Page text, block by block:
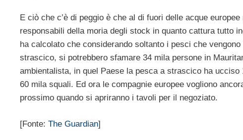
E ciò che c’è di peggio è che al di fuori delle acque
responsabili della moria degli stock in quanto cattura tutto
ha calcolato che considerando soltanto i pesci che
strascico, si potrebbero sfamare 34 mila persone in
ambientalista, in quel Paese la pesca a strascico ha
60 mila squali. Ed ora le compagnie europee vogliono
prossimo quando si apriranno i tavoli per il negoziato.
[Fonte: The Guardian]